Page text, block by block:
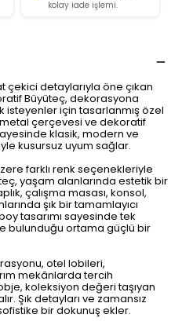
kolay iade işlemi.
çekici detaylarıyla öne çıkan
Büyüteç, dekorasyona
için tasarlanmış özel
metal çerçevesi ve dekoratif
klasik, modern ve
kusursuz uyum sağlar.
farklı renk seçenekleriyle
yaşam alanlarında estetik bir
çalışma masası, konsol,
şık bir tamamlayıcı
tasarımı sayesinde tek
bulunduğu ortama güçlü bir
otel lobileri,
mekânlarda tercih
koleksiyon değeri taşıyan
Şık detayları ve zamansız
bir dokunuş ekler.